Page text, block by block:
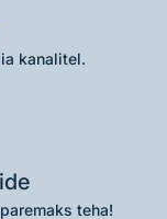
kanalitel.
teha!